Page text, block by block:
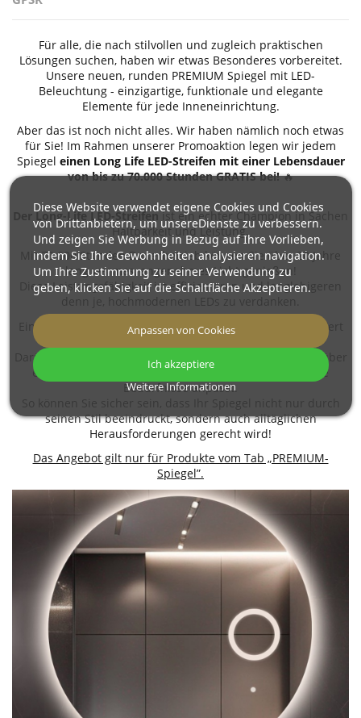
Für alle, die nach stilvollen und zugleich praktischen
Lösungen suchen, haben wir etwas Besonderes vorbereitet.
Unsere neuen, runden PREMIUM Spiegel mit LED-
Beleuchtung - einzigartige, funktionale und elegante
Elemente für jede Inneneinrichtung.
Aber das ist noch nicht alles. Wir haben nämlich noch etwas
für Sie! Im Rahmen unserer Promoaktion legen wir jedem
Spiegel einen Long Life LED-Streifen mit einer Lebensdauer
von bis zu 70.000 Stunden GRATIS bei!🔥
Der Long-Life LED-Streifenist ein echter Champion in Sachen
Haltbarkeit und Leistung.
Mit 70.000 Stunden Dauerbetrieb können Sie über 20 Jahre
lang warmes, angenehmes Licht genießen!
Diese Leistungsfähigkeit ist effizienteren und langlebigeren
denn je, hochmodernen LEDs zu verdanken.
Eine Lösung für alle, die auf jahrelange Zuverlässigkeit Wert
Darüber hinaus verfügt jeder unserer PREMIUM-Spiegel über
ein einzigartiges integriertes Zubehör, das sich an Ihre
Bedürfnisse anpasst.
So können Sie sicher sein, dass Ihr Spiegel nicht nur durch
seinen Stil beeindruckt, sondern auch alltäglichen
Herausforderungen gerecht wird!
Das Angebot gilt nur für Produkte vom Tab „PREMIUM-
Spiegel”.
Diese Website verwendet eigene Cookies und Cookies
von Drittanbietern, um unsereDienste zu verbessern.
Und zeigen Sie Werbung in Bezug auf Ihre Vorlieben,
indem Sie Ihre Gewohnheiten analysieren navigation.
Um Ihre Zustimmung zu seiner Verwendung zu
geben, klicken Sie auf die Schaltfläche Akzeptieren.
Weitere Informationen
Anpassen von Cookies
Ich akzeptiere